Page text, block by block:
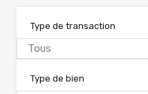
Type de transaction
Tous
Type de bien